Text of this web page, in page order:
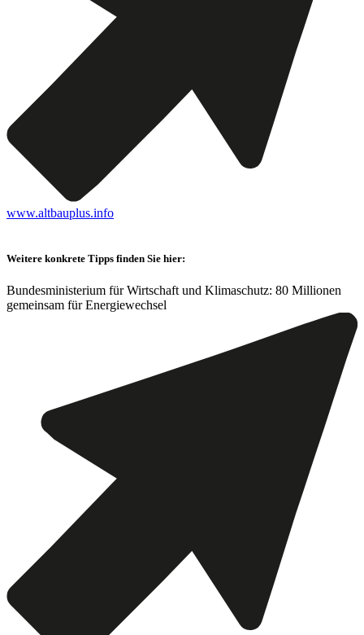
www.altbauplus.info
Weitere konkrete Tipps finden Sie hier:
Bundesministerium für Wirtschaft und Klimaschutz: 80 Millionen
gemeinsam für Energiewechsel